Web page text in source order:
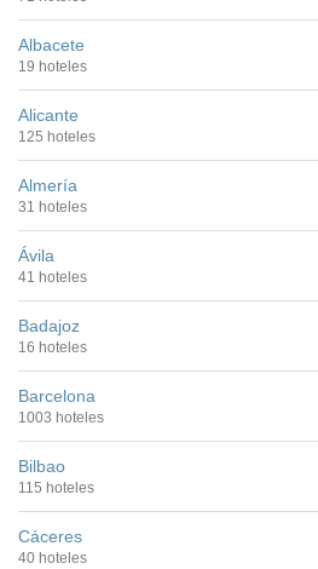
Albacete
19 hoteles
Alicante
125 hoteles
Almería
31 hoteles
Ávila
41 hoteles
Badajoz
16 hoteles
Barcelona
1003 hoteles
Bilbao
115 hoteles
Cáceres
40 hoteles